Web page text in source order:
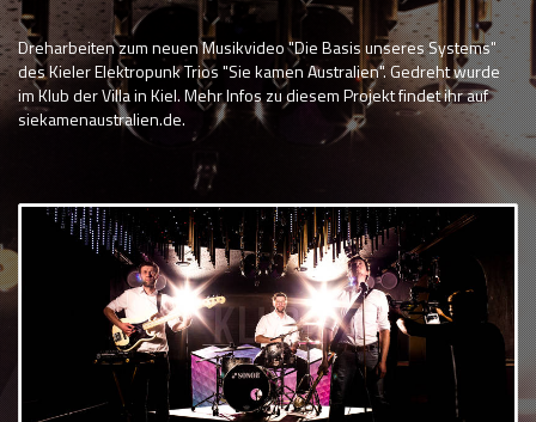
Dreharbeiten zum neuen Musikvideo "Die Basis unseres Systems"
des Kieler Elektropunk Trios "Sie kamen Australien". Gedreht wurde
im Klub der Villa in Kiel. Mehr Infos zu diesem Projekt findet ihr auf
siekamenaustralien.de.